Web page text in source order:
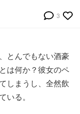
3
とんでもない酒豪
は何か？彼女のペ
しまうし、全然飲
いる。